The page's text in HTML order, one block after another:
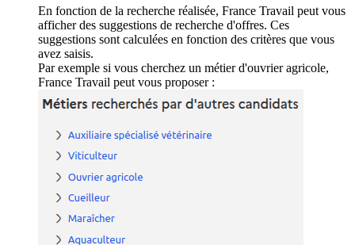
En fonction de la recherche réalisée, France Travail peut vous
afficher des suggestions de recherche d'offres. Ces
suggestions sont calculées en fonction des critères que vous
avez saisis.
Par exemple si vous cherchez un métier d'ouvrier agricole,
France Travail peut vous proposer :